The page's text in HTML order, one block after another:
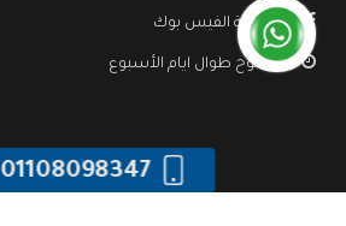
صفحة الفيس بوك
مفتوح طوال ايام الأسبوع
01108098347